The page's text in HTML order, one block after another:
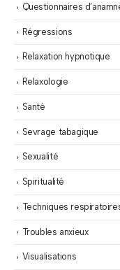
Questionnaires
Régressions
Relaxation hypnotique
Relaxologie
Santé
Sevrage tabagique
Sexualité
Spiritualité
Techniques
Troubles anxieux
Visualisations